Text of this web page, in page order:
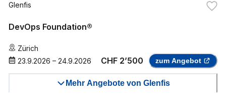
Glenfis
DevOps Foundation®
Zürich
23.9.2026 – 24.9.2026 CHF 2’500 zum Angebot
Mehr Angebote von Glenfis